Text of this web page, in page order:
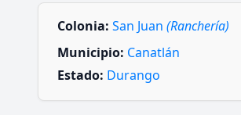
Colonia: San Juan (Ranchería)
Municipio: Canatlán
Estado: Durango